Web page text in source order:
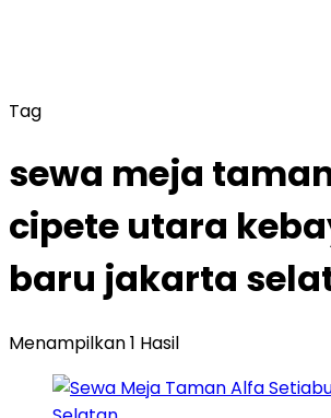
Tag
sewa meja
cipete utara
baru jakarta
Menampilkan 1 Hasil